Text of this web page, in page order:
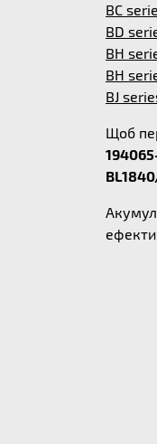
BC
BD
BH
BH
BJ
Щоб